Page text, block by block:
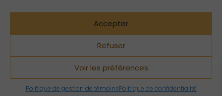
Accepter
Refuser
Voir les préférences
Politique de gestion de témoinsPolitique de confidentialité
Copyright Crystal Dreams® 2023. Tous droits réservés.